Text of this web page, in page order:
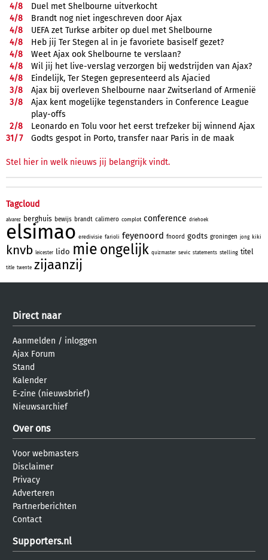
4/8
Duel met Shelbourne uitverkocht
4/8
Brandt nog niet ingeschreven door Ajax
4/8
UEFA zet Turkse arbiter op duel met Shelbourne
4/8
Heb jij Ter Stegen al in je favoriete basiself gezet?
4/8
Weet Ajax ook Shelbourne te verslaan?
4/8
Wil jij het live-verslag verzorgen bij wedstrijden van Ajax?
4/8
Eindelijk, Ter Stegen gepresenteerd als Ajacied
3/8
Ajax bij overleven Shelbourne naar Zwitserland of Armenië
3/8
Ajax kent mogelijke tegenstanders in Conference League
play-offs
2/8
Leonardo en Tolu voor het eerst trefzeker bij winnend Ajax
31/7 Godts gespot in Porto, transfer naar Paris in de maak
Stel hier in welk nieuws jij belangrijk vindt.
Tagcloud
alvarez berghuis bewijs brandt calimero complot conference driehoek
elsimao eredivisie farioli feyenoord fnoord godts groningen jong kiki
knvb leicester lido mie ongelijk quizmaster sevic statements stelling titel
title twente zijaanzij
Direct naar
Aanmelden / inloggen
Ajax Forum
Stand
Kalender
E-zine (nieuwsbrief)
Nieuwsarchief
Over ons
Voor webmasters
Disclaimer
Privacy
Adverteren
Partnerberichten
Contact
Supporters.nl